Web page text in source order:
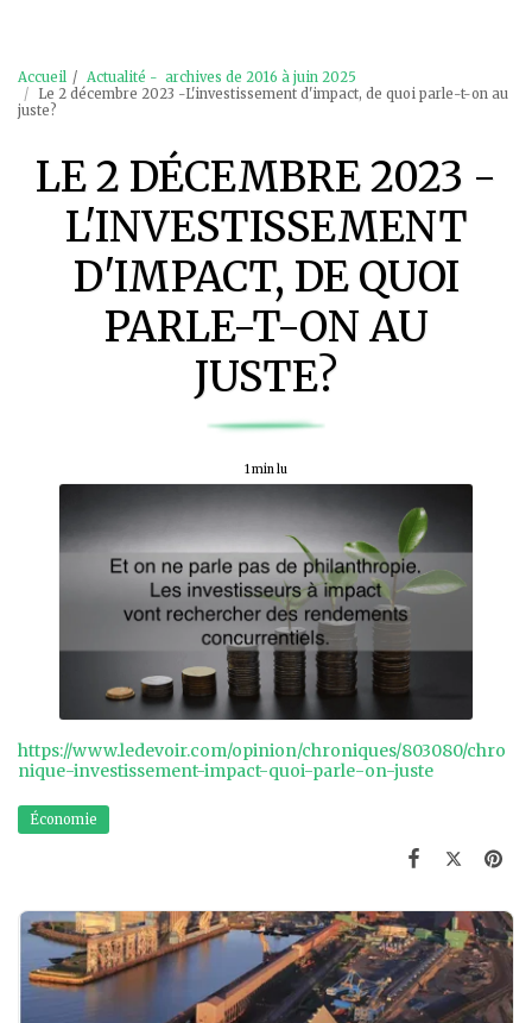
Accueil
Actualité - archives de 2016 à juin 2025
Le 2 décembre 2023 -L'investissement d'impact, de quoi parle-t-on au
juste?
LE 2 DÉCEMBRE 2023 -
L'INVESTISSEMENT
D'IMPACT, DE QUOI
PARLE-T-ON AU
JUSTE?
1 min lu
https://www.ledevoir.com/opinion/chroniques/803080/chro
nique-investissement-impact-quoi-parle-on-juste
Économie